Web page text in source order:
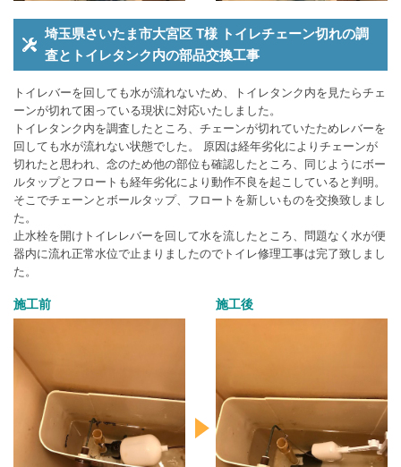
埼玉県さいたま市大宮区 T様 トイレチェーン切れの調
査とトイレタンク内の部品交換工事
トイレバーを回しても水が流れないため、トイレタンク内を見たらチェ
ーンが切れて困っている現状に対応いたしました。
トイレタンク内を調査したところ、チェーンが切れていたためレバーを
回しても水が流れない状態でした。 原因は経年劣化によりチェーンが
切れたと思われ、念のため他の部位も確認したところ、同じようにボー
ルタップとフロートも経年劣化により動作不良を起こしていると判明。
そこでチェーンとボールタップ、フロートを新しいものを交換致しまし
た。
止水栓を開けトイレレバーを回して水を流したところ、問題なく水が便
器内に流れ正常水位で止まりましたのでトイレ修理工事は完了致しまし
た。
施工前 施工後